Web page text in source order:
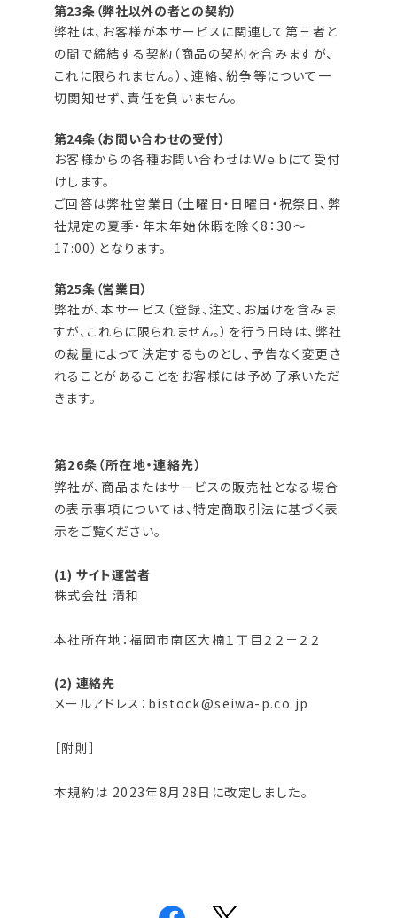
第23条（弊社以外の者との契約）
弊社は、お客様が本サービスに関連して第三者と
の間で締結する契約（商品の契約を含みますが、
これに限られません。）、連絡、紛争等について一
切関知せず、責任を負いません。
第24条（お問い合わせの受付）
お客様からの各種お問い合わせはＷｅｂにて受付
けします。
ご回答は弊社営業日（土曜日・日曜日・祝祭日、弊
社規定の夏季・年末年始休暇を除く8：30～
17:00）となります。
第25条（営業日）
弊社が、本サービス（登録、注文、お届けを含みま
すが、これらに限られません。）を行う日時は、弊社
の裁量によって決定するものとし、予告なく変更さ
れることがあることをお客様には予め了承いただ
きます。
第26条（所在地・連絡先）
弊社が、商品またはサービスの販売社となる場合
の表示事項については、特定商取引法に基づく表
示をご覧ください。
(1) サイト運営者
株式会社 清和
本社所在地：福岡市南区大楠１丁目２２－２２
(2) 連絡先
メールアドレス： bistock@seiwa-p.co.jp
［附則］
本規約は 2023年8月28日に改定しました。